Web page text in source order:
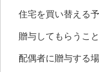
住宅を買い替える
贈与してもらうこ
配偶者に贈与する